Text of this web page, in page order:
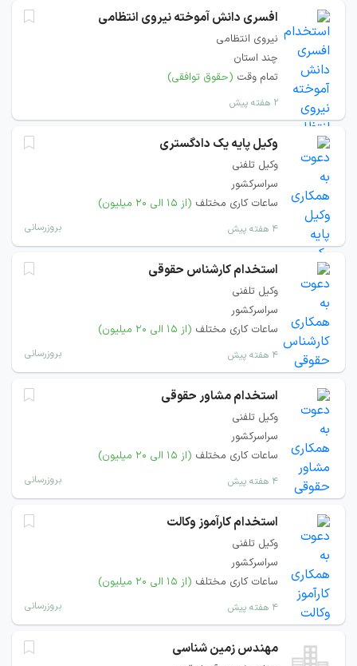
افسری دانش آموخته نیروی انتظامی
نیروی انتظامی
چند استان
تمام وقت (حقوق توافقی)
۲ هفته پیش
وکیل پایه یک دادگستری
وکیل تلفنی
سراسرکشور
ساعات کاری مختلف (از ۱۵ الی ۲۰ میلیون)
۴ هفته پیش بروزرسانی
استخدام کارشناس حقوقی
وکیل تلفنی
سراسرکشور
ساعات کاری مختلف (از ۱۵ الی ۲۰ میلیون)
۴ هفته پیش بروزرسانی
استخدام مشاور حقوقی
وکیل تلفنی
سراسرکشور
ساعات کاری مختلف (از ۱۵ الی ۲۰ میلیون)
۴ هفته پیش بروزرسانی
استخدام کارآموز وکالت
وکیل تلفنی
سراسرکشور
ساعات کاری مختلف (از ۱۵ الی ۲۰ میلیون)
۴ هفته پیش بروزرسانی
مهندس زمین شناسی